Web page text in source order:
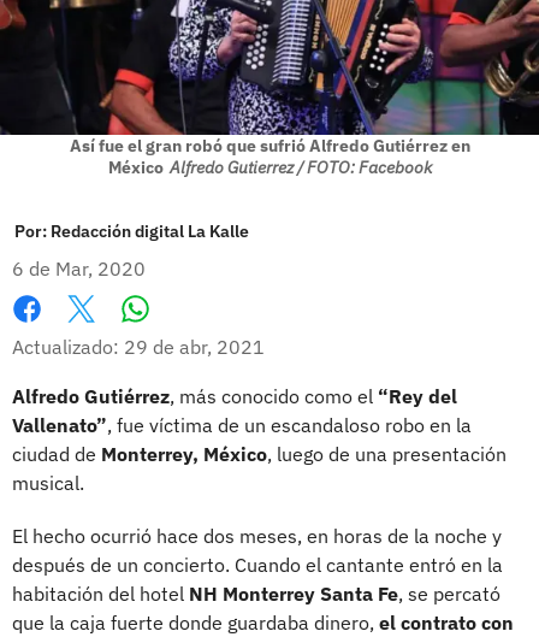
Así fue el gran robó que sufrió Alfredo Gutiérrez en
México Alfredo Gutierrez / FOTO: Facebook
Por: Redacción digital La Kalle
6 de Mar, 2020
Facebook
X
Actualizado: 29 de abr, 2021
Alfredo Gutiérrez, más conocido como el “Rey del
Vallenato”, fue víctima de un escandaloso robo en la
ciudad de Monterrey, México, luego de una presentación
musical.
El hecho ocurrió hace dos meses, en horas de la noche y
después de un concierto. Cuando el cantante entró en la
habitación del hotel NH Monterrey Santa Fe, se percató
que la caja fuerte donde guardaba dinero, el contrato con